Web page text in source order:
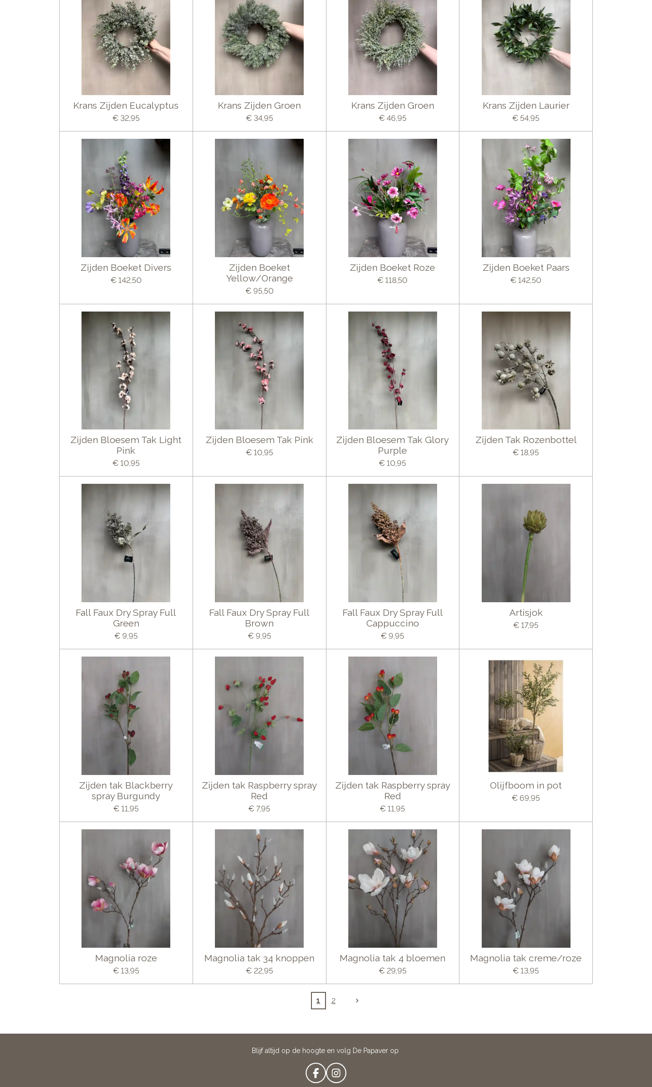
Krans Zijden Eucalyptus
€ 32,95
Krans Zijden Groen
€ 34,95
Krans Zijden Groen
€ 46,95
Krans Zijden Laurier
€ 54,95
Zijden Boeket Divers
€ 142,50
Zijden Boeket
Yellow/Orange
€ 95,50
Zijden Boeket Roze
€ 118,50
Zijden Boeket Paars
€ 142,50
Zijden Bloesem Tak Light
Pink
€ 10,95
Zijden Bloesem Tak Pink
€ 10,95
Zijden Bloesem Tak Glory
Purple
€ 10,95
Zijden Tak Rozenbottel
€ 18,95
Fall Faux Dry Spray Full
Green
€ 9,95
Fall Faux Dry Spray Full
Brown
€ 9,95
Fall Faux Dry Spray Full
Cappuccino
€ 9,95
Artisjok
€ 17,95
Zijden tak Blackberry
spray Burgundy
€ 11,95
Zijden tak Raspberry spray
Red
€ 7,95
Zijden tak Raspberry spray
Red
€ 11,95
Olijfboom in pot
€ 69,95
Magnolia roze
€ 13,95
Magnolia tak 34 knoppen
€ 22,95
Magnolia tak 4 bloemen
€ 29,95
Magnolia tak creme/roze
€ 13,95
1 2
Blijf altijd op de hoogte en volg De Papaver op
F
I